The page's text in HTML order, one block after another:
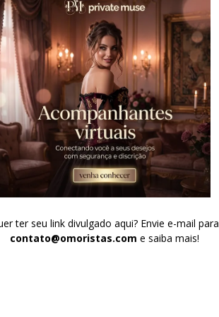
ter seu link divulgado aqui? Envie e-mail para
contato@omoristas.com e saiba mais!